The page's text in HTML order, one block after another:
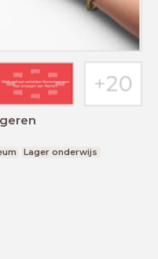
Lager onderwijs